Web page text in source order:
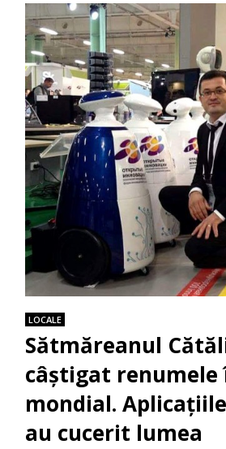
LOCALE
Sătmăreanul
câștigat renumele
mondial.
au cucerit lumea